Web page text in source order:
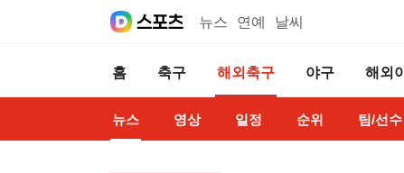
뉴스 연예 날씨
홈 축구 해외축구 야구 해외
뉴스 영상 일정 순위 팀/선수